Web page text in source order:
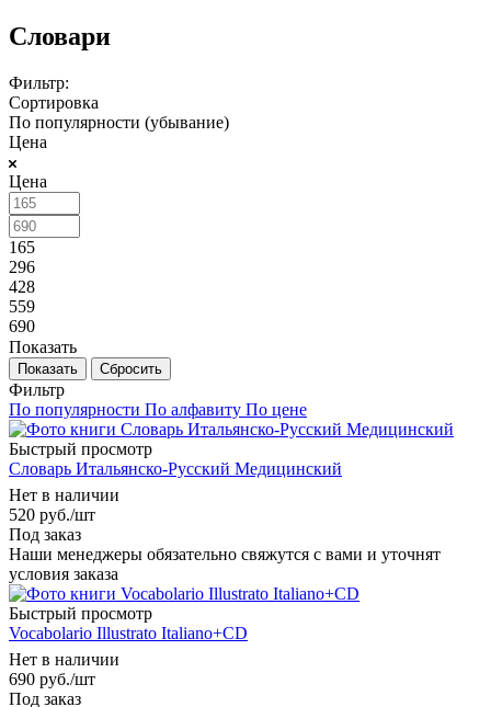
Словари
Фильтр:
Сортировка
По популярности (убывание)
Цена
Цена
165
296
428
559
690
Показать
Сбросить
Фильтр
По популярности По алфавиту По цене
Быстрый просмотр
Словарь Итальянско-Русский Медицинский
Нет в наличии
520 руб./шт
Под заказ
Наши менеджеры обязательно свяжутся с вами и уточнят
условия заказа
Быстрый просмотр
Vocabolario Illustrato Italiano+CD
Нет в наличии
690 руб./шт
Под заказ